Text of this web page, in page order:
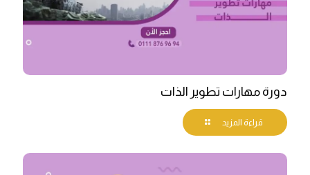
دورة مهارات تطوير الذات
قراءة المزيد